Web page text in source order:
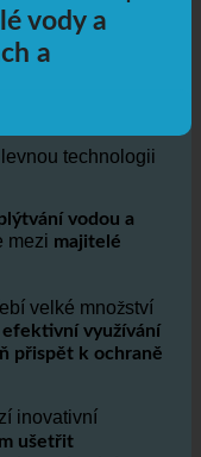
+ energie:
hotelům |
vody a
technologii
mezimajitelé
velké množství
přispět k ochraně